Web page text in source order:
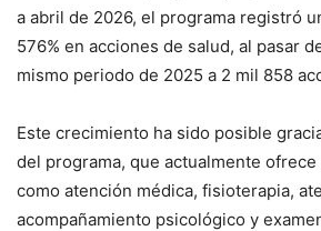
a abril de 2026, el programa registró
576% en acciones de salud, al pasar
mismo periodo de 2025 a 2 mil 858
Este crecimiento ha sido posible
del programa, que actualmente
como atención médica, fisioterapia,
acompañamiento psicológico y